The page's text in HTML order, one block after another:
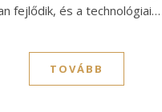
fejlődik, és a technológiai…
TOVÁBB